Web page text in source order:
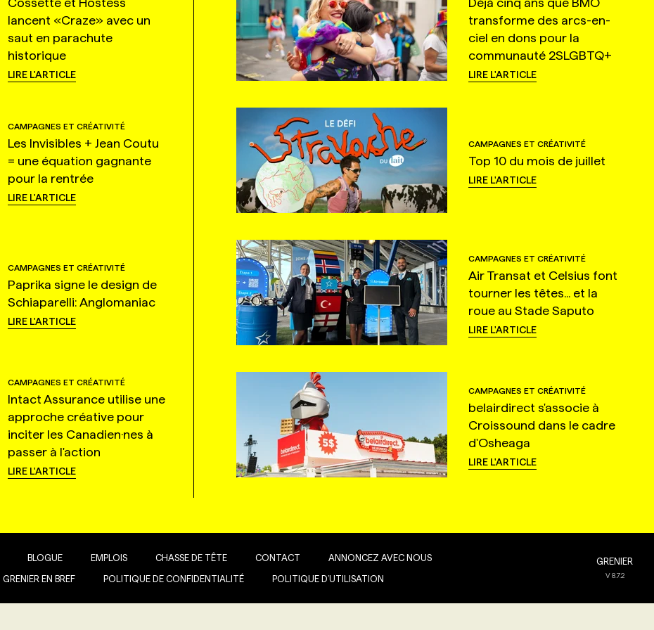
lancent «Craze» avec un
saut en parachute
historique
LIRE L'ARTICLE
transforme des arcs-en-
ciel en dons pour la
communauté 2SLGBTQ+
LIRE L'ARTICLE
CAMPAGNES ET CRÉATIVITÉ
Les Invisibles + Jean Coutu
= une équation gagnante
pour la rentrée
LIRE L'ARTICLE
CAMPAGNES ET CRÉATIVITÉ
Top 10 du mois de juillet
LIRE L'ARTICLE
CAMPAGNES ET CRÉATIVITÉ
Paprika signe le design de
Schiaparelli: Anglomaniac
LIRE L'ARTICLE
CAMPAGNES ET CRÉATIVITÉ
Air Transat et Celsius font
tourner les têtes... et la
roue au Stade Saputo
LIRE L'ARTICLE
CAMPAGNES ET CRÉATIVITÉ
Intact Assurance utilise une
approche créative pour
inciter les Canadien·nes à
passer à l'action
LIRE L'ARTICLE
CAMPAGNES ET CRÉATIVITÉ
belairdirect s'associe à
Croissound dans le cadre
d'Osheaga
LIRE L'ARTICLE
BLOGUE EMPLOIS CHASSE DE TÊTE CONTACT ANNONCEZ AVEC NOUS
GRENIER EN BREF POLITIQUE DE CONFIDENTIALITÉ POLITIQUE D’UTILISATION
GRENIER
V8.7.2